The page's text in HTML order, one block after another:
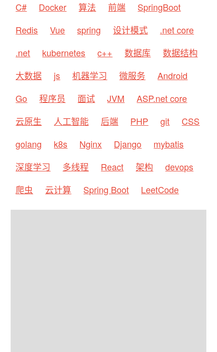
C#
Docker 算法 前端
SpringBoot
Redis
Vue spring 设计模式
.net core
.net
kubernetes c++ 数据库
数据结构
大数据
js 机器学习 微服务
Android
Go
程序员 面试 JVM
ASP.net core
云原生
人工智能 后端 PHP git
CSS
golang
k8s Nginx Django
mybatis
深度学习
多线程 React 架构
devops
爬虫
云计算 Spring Boot LeetCode